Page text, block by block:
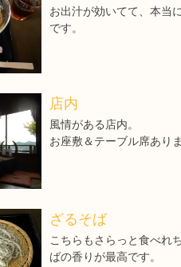
お出汁が効いてて、本当
です。
店内
風情がある店内。
お座敷＆テーブル席ありま
ざるそば
こちらもさらっと食べれ
ばの香りが最高です。